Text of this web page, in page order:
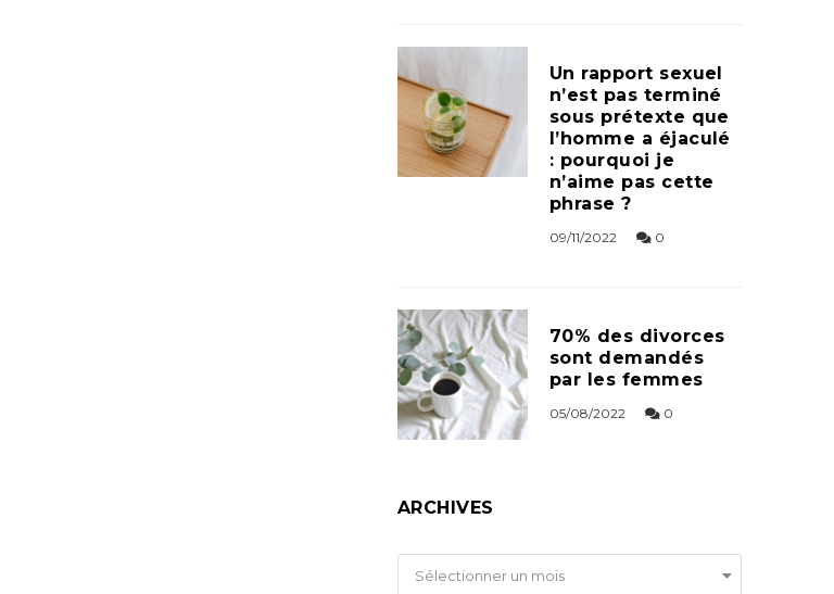
Un rapport sexuel
n’est pas terminé
sous prétexte que
l’homme a éjaculé
: pourquoi je
n’aime pas cette
phrase ?
09/11/2022 0
70% des divorces
sont demandés
par les femmes
05/08/2022 0
ARCHIVES
Archives
Sélectionner un mois